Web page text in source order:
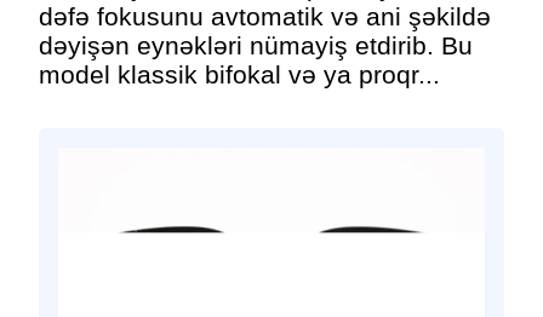
dəfə fokusunu avtomatik və ani şəkildə
dəyişən eynəkləri nümayiş etdirib. Bu
model klassik bifokal və ya proqr...